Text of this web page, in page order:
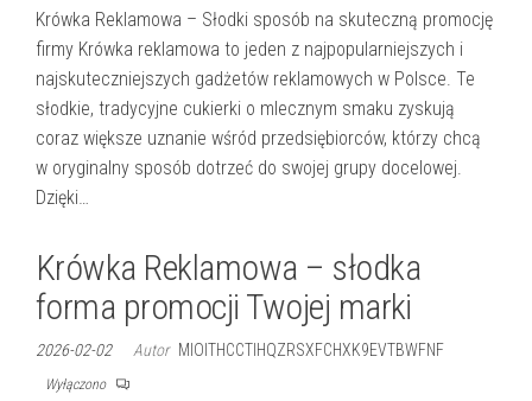
Krówka Reklamowa – Słodki sposób na skuteczną promocję
firmy Krówka reklamowa to jeden z najpopularniejszych i
najskuteczniejszych gadżetów reklamowych w Polsce. Te
słodkie, tradycyjne cukierki o mlecznym smaku zyskują
coraz większe uznanie wśród przedsiębiorców, którzy chcą
w oryginalny sposób dotrzeć do swojej grupy docelowej.
Dzięki…
Krówka Reklamowa – słodka
forma promocji Twojej marki
2026-02-02 Autor MIOITHCCTIHQZRSXFCHXK9EVTBWFNF
Wyłączono